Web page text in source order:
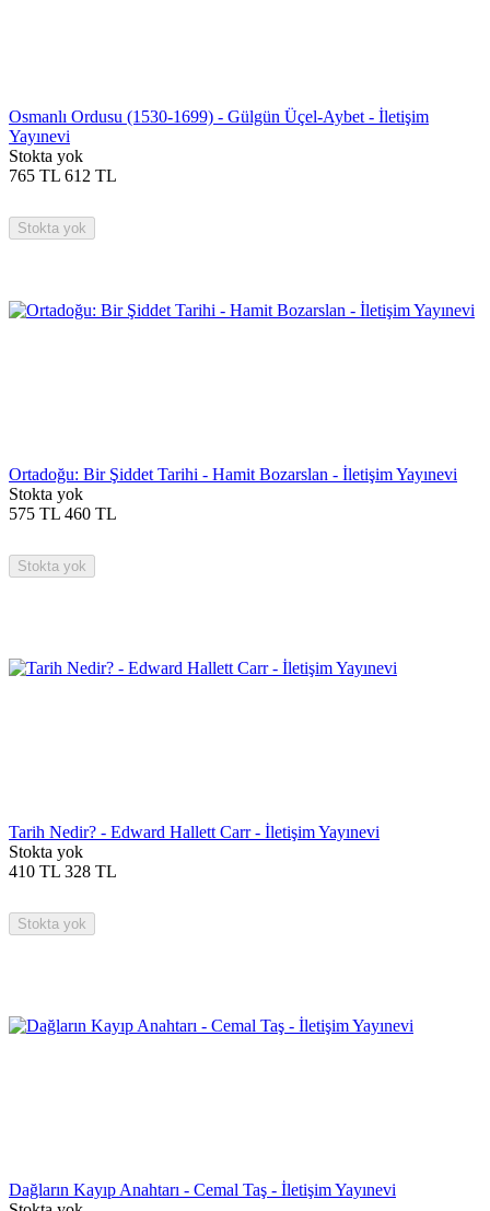
Osmanlı Ordusu (1530-1699) - Gülgün Üçel-Aybet - İletişim
Yayınevi
Stokta yok
765 TL 612 TL
Stokta yok
Ortadoğu: Bir Şiddet Tarihi - Hamit Bozarslan - İletişim Yayınevi
Stokta yok
575 TL 460 TL
Stokta yok
Tarih Nedir? - Edward Hallett Carr - İletişim Yayınevi
Stokta yok
410 TL 328 TL
Stokta yok
Dağların Kayıp Anahtarı - Cemal Taş - İletişim Yayınevi